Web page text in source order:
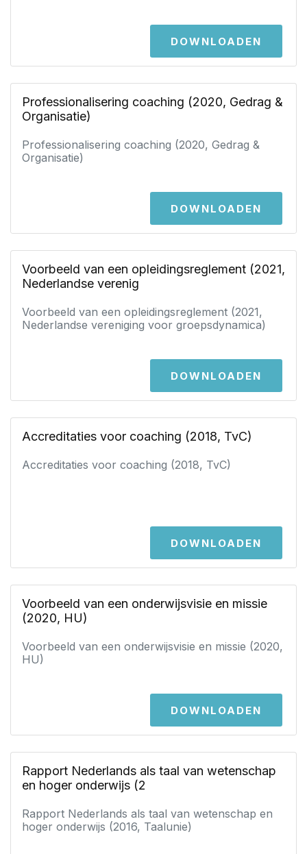
DOWNLOADEN
Professionalisering coaching (2020, Gedrag &
Organisatie)
Professionalisering coaching (2020, Gedrag &
Organisatie)
DOWNLOADEN
Voorbeeld van een opleidingsreglement (2021,
Nederlandse verenig
Voorbeeld van een opleidingsreglement (2021,
Nederlandse vereniging voor groepsdynamica)
DOWNLOADEN
Accreditaties voor coaching (2018, TvC)
Accreditaties voor coaching (2018, TvC)
DOWNLOADEN
Voorbeeld van een onderwijsvisie en missie
(2020, HU)
Voorbeeld van een onderwijsvisie en missie (2020,
HU)
DOWNLOADEN
Rapport Nederlands als taal van wetenschap
en hoger onderwijs (2
Rapport Nederlands als taal van wetenschap en
hoger onderwijs (2016, Taalunie)